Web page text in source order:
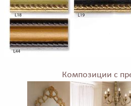
Композиции с